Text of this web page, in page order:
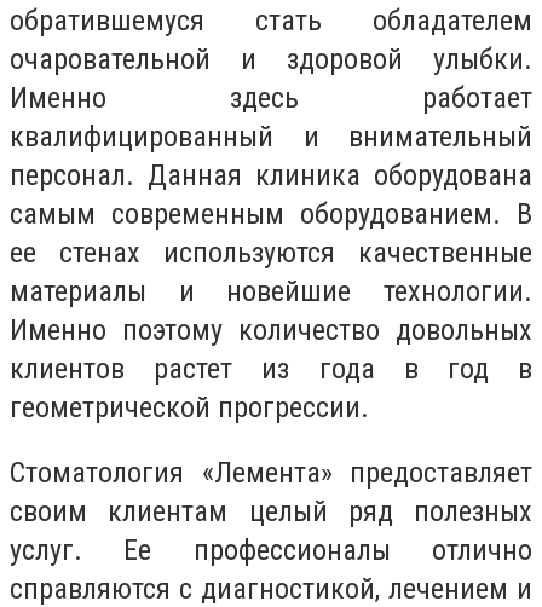
обратившемуся стать обладателем
очаровательной и здоровой улыбки.
Именно здесь работает
квалифицированный и внимательный
персонал. Данная клиника оборудована
самым современным оборудованием. В
ее стенах используются качественные
материалы и новейшие технологии.
Именно поэтому количество довольных
клиентов растет из года в год в
геометрической прогрессии.
Стоматология «Лемента» предоставляет
своим клиентам целый ряд полезных
услуг. Ее профессионалы отлично
справляются с диагностикой, лечением и